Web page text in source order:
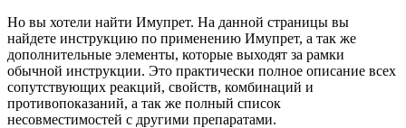
Но вы хотели найти Имупрет. На данной страницы вы
найдете инструкцию по применению Имупрет, а так же
дополнительные элементы, которые выходят за рамки
обычной инструкции. Это практически полное описание всех
сопутствующих реакций, свойств, комбинаций и
противопоказаний, а так же полный список
несовместимостей с другими препаратами.